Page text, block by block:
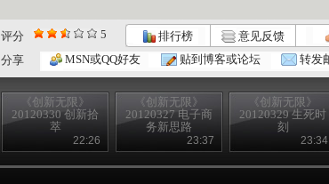
评分 5 排行榜 意见反馈
分享
MSN或QQ好友 贴到博客或论坛 转发
《创新无限》
20120330 创新拾
萃
22:26
《创新无限》
20120327 电子商
务新思路
23:37
《创新无限》
20120329 生死时
刻
23:34